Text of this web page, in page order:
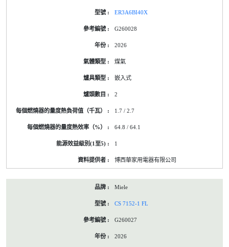
ER3A6BI40X
G260028
2026
煤氣
嵌入式
2
1.7 / 2.7
64.8 / 64.1
1
博西華家用電器有限公司
Miele
CS 7152-1 FL
G260027
2026